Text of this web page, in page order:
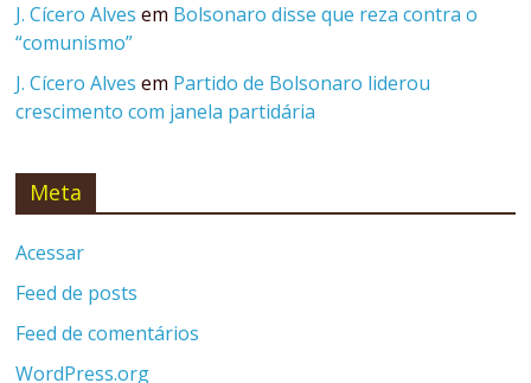
J. Cícero Alves em Bolsonaro disse que reza contra o
“comunismo”
J. Cícero Alves em Partido de Bolsonaro liderou
crescimento com janela partidária
Meta
Acessar
Feed de posts
Feed de comentários
WordPress.org